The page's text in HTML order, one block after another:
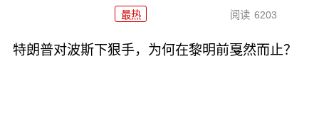
最热 阅读 6203
特朗普对波斯下狠手，为何在黎明前戛然而止？